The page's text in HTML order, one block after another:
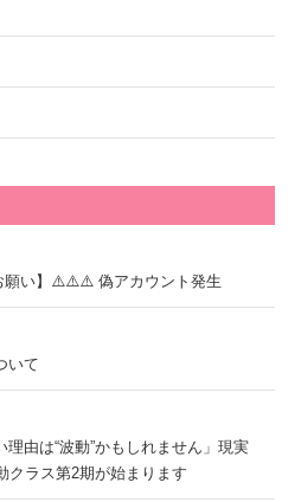
願い】⚠️⚠️⚠️ 偽アカウント発生
いて
理由は“波動”かもしれません」現実
クラス第2期が始まります